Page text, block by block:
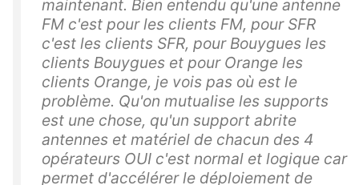
maintenant. Bien entendu qu'une antenne
FM c'est pour les clients FM, pour SFR
c'est les clients SFR, pour Bouygues les
clients Bouygues et pour Orange les
clients Orange, je vois pas où est le
problème. Qu'on mutualise les supports
est une chose, qu'un support abrite
antennes et matériel de chacun des 4
opérateurs OUI c'est normal et logique car
permet d'accélérer le déploiement de